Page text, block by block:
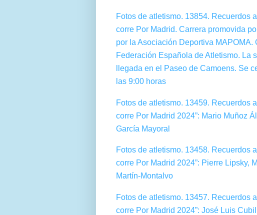
Fotos de atletismo. 13854. Recuerdos
corre Por Madrid. Carrera promovida
por la Asociación Deportiva
Federación Española de Atletismo. La
llegada en el Paseo de Camoens. Se
las 9:00 horas
Fotos de atletismo. 13459. Recuerdos
corre Por Madrid 2024”: Mario Muñoz
García Mayoral
Fotos de atletismo. 13458. Recuerdos
corre Por Madrid 2024”: Pierre Lipsky,
Martín-Montalvo
Fotos de atletismo. 13457. Recuerdos
corre Por Madrid 2024”: José Luis